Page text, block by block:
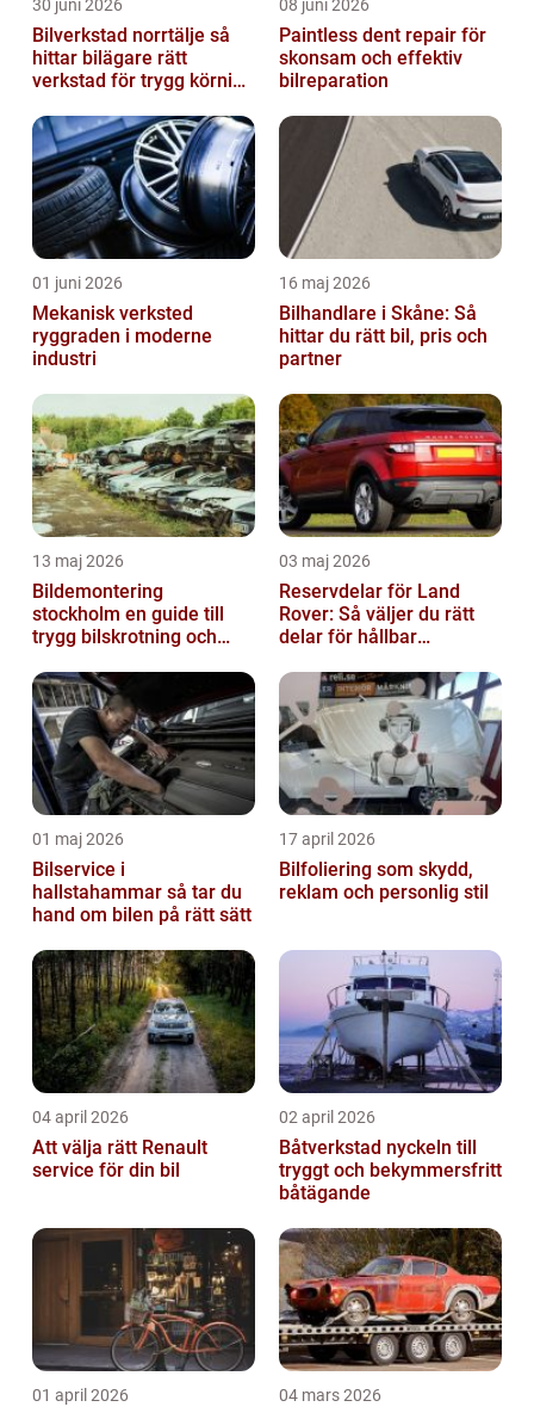
30 juni 2026
Bilverkstad norrtälje så
hittar bilägare rätt
verkstad för trygg körning
08 juni 2026
Paintless dent repair för
skonsam och effektiv
bilreparation
01 juni 2026
Mekanisk verksted
ryggraden i moderne
industri
16 maj 2026
Bilhandlare i Skåne: Så
hittar du rätt bil, pris och
partner
13 maj 2026
Bildemontering
stockholm en guide till
trygg bilskrotning och
03 maj 2026
Reservdelar för Land
Rover: Så väljer du rätt
delar för hållbar
01 maj 2026
Bilservice i
hallstahammar så tar du
hand om bilen på rätt sätt
17 april 2026
Bilfoliering som skydd,
reklam och personlig stil
04 april 2026
Att välja rätt Renault
service för din bil
02 april 2026
Båtverkstad nyckeln till
tryggt och bekymmersfritt
båtägande
01 april 2026 04 mars 2026